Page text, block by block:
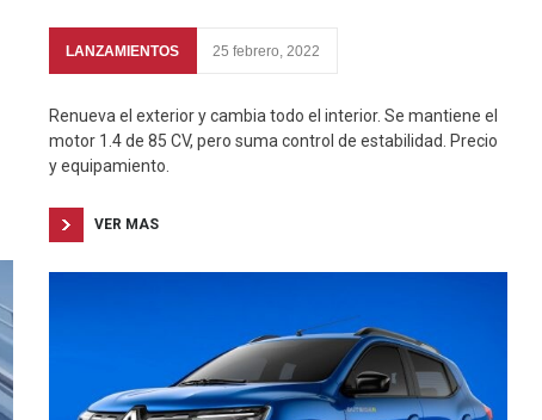
LANZAMIENTOS 25 febrero, 2022
Renueva el exterior y cambia todo el interior. Se mantiene el
motor 1.4 de 85 CV, pero suma control de estabilidad. Precio
y equipamiento.
VER MAS